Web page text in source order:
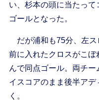
い、杉本の頭に当たっ
ゴールとなった。
だが浦和も75分、左ス
前に入れたクロスがこ
んで同点ゴール。両チ
イスコアのまま後半ア
く。